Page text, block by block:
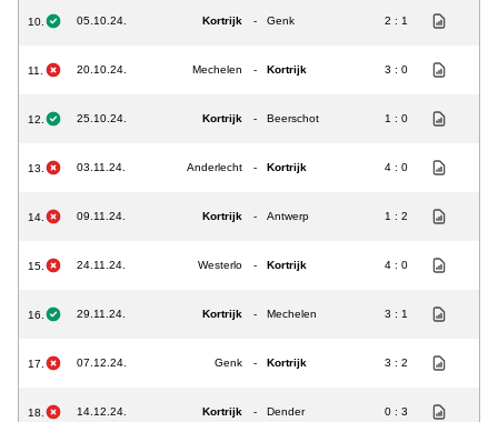
10. 05.10.24. Kortrijk - Genk 2 : 1
11. 20.10.24. Mechelen - Kortrijk 3 : 0
12. 25.10.24. Kortrijk - Beerschot 1 : 0
13. 03.11.24. Anderlecht - Kortrijk 4 : 0
14. 09.11.24. Kortrijk - Antwerp 1 : 2
15. 24.11.24. Westerlo - Kortrijk 4 : 0
16. 29.11.24. Kortrijk - Mechelen 3 : 1
17. 07.12.24. Genk - Kortrijk 3 : 2
18. 14.12.24. Kortrijk - Dender 0 : 3